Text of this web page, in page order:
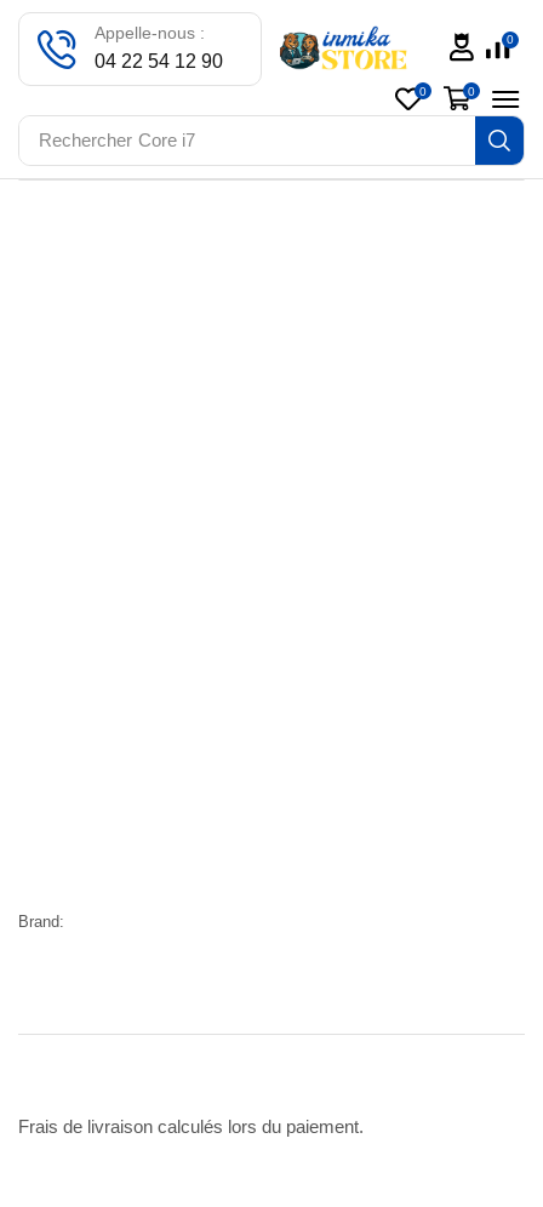
Rechercher Core i7
Appelle-nous :
04 22 54 12 90
0
0 0
Brand:
Frais de livraison calculés lors du paiement.